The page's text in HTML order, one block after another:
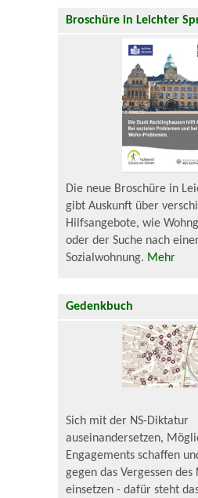
Broschüre in Leichter
Die neue Broschüre in
gibt Auskunft über
Hilfsangebote, wie
oder der Suche nach
Sozialwohnung. Mehr
Gedenkbuch
Sich mit der NS-Diktatur
auseinandersetzen,
Engagements schaffen
gegen das Vergessen des
einsetzen - dafür steht